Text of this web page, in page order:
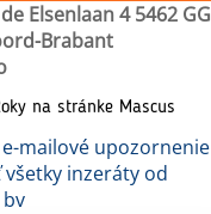
Elsenlaan 4 5462 GG
Brabant
na stránke Mascus
mailové upozornenie
inzeráty od